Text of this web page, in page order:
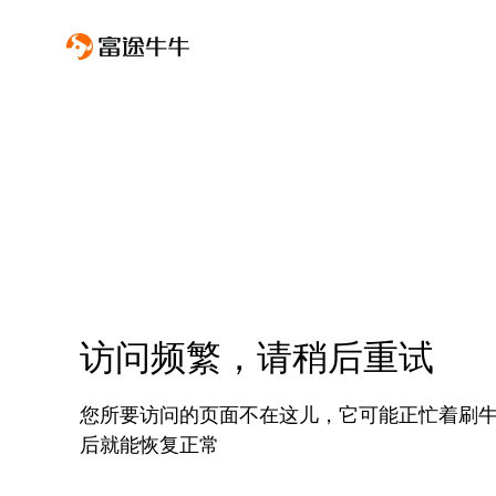
访问频繁，请稍后重试
您所要访问的页面不在这儿，它可能正忙着刷
后就能恢复正常